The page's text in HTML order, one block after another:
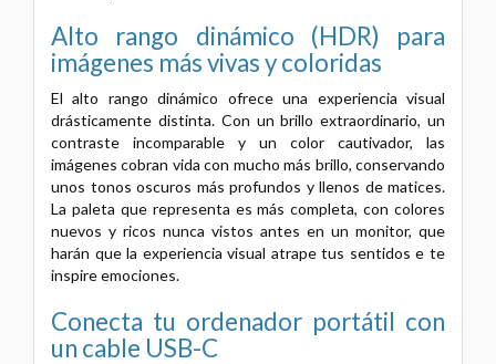
Alto rango dinámico (HDR) para
imágenes más vivas y coloridas
El alto rango dinámico ofrece una experiencia visual
drásticamente distinta. Con un brillo extraordinario, un
contraste incomparable y un color cautivador, las
imágenes cobran vida con mucho más brillo, conservando
unos tonos oscuros más profundos y llenos de matices.
La paleta que representa es más completa, con colores
nuevos y ricos nunca vistos antes en un monitor, que
harán que la experiencia visual atrape tus sentidos e te
inspire emociones.
Conecta tu ordenador portátil con
un cable USB-C